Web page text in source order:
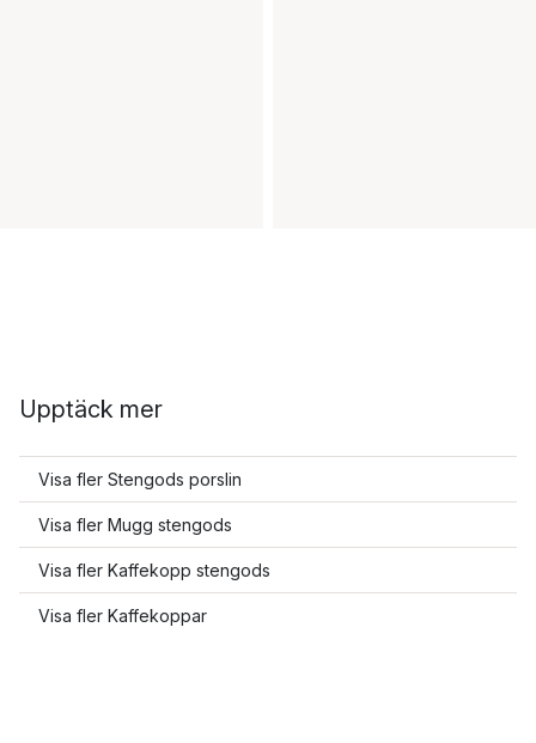
Upptäck mer
Visa fler Stengods porslin
Visa fler Mugg stengods
Visa fler Kaffekopp stengods
Visa fler Kaffekoppar